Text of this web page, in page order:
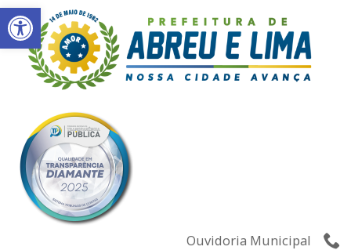
Abrir a barra de ferramentas
Skip
to
content
Ouvidoria Municipal